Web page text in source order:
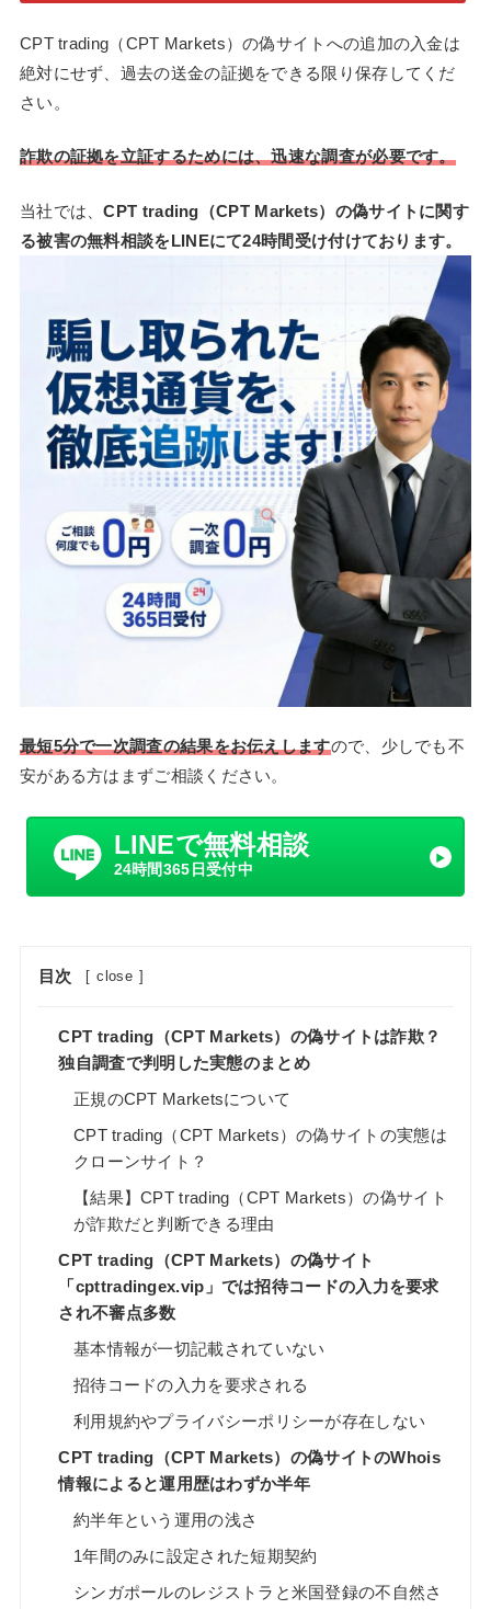
CPT trading（CPT Markets）の偽サイトへの追加の入金は
絶対にせず、過去の送金の証拠をできる限り保存してくだ
さい。
詐欺の証拠を立証するためには、迅速な調査が必要です。
当社では、CPT trading（CPT Markets）の偽サイトに関す
る被害の無料相談をLINEにて24時間受け付けております。
最短5分で一次調査の結果をお伝えしますので、少しでも不
安がある方はまずご相談ください。
LINEで無料相談
24時間365日受付中
目次 [ close ]
CPT trading（CPT Markets）の偽サイトは詐欺？
独自調査で判明した実態のまとめ
正規のCPT Marketsについて
CPT trading（CPT Markets）の偽サイトの実態は
クローンサイト？
【結果】CPT trading（CPT Markets）の偽サイト
が詐欺だと判断できる理由
CPT trading（CPT Markets）の偽サイト
「cpttradingex.vip」では招待コードの入力を要求
され不審点多数
基本情報が一切記載されていない
招待コードの入力を要求される
利用規約やプライバシーポリシーが存在しない
CPT trading（CPT Markets）の偽サイトのWhois
情報によると運用歴はわずか半年
約半年という運用の浅さ
1年間のみに設定された短期契約
シンガポールのレジストラと米国登録の不自然さ